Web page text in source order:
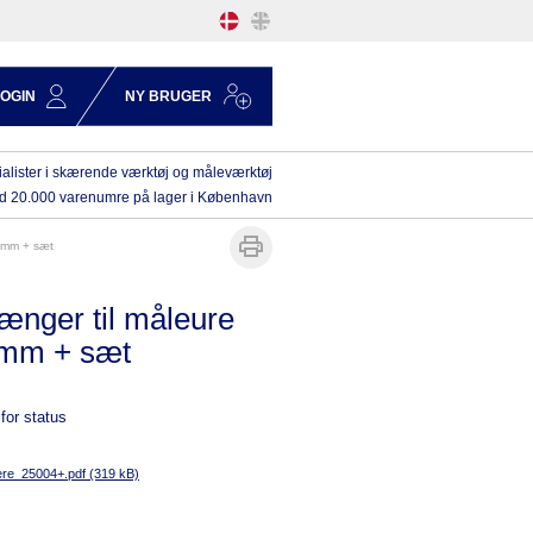
NY BRUGER
i skærende værktøj og måleværktøj
20.000 varenumre på lager i København
mm + sæt
til måleure
+ sæt
status
(319 kB)